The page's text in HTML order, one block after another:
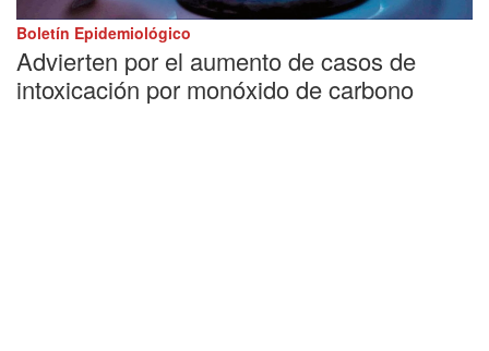
Boletín Epidemiológico
Advierten por el aumento de casos de
intoxicación por monóxido de carbono